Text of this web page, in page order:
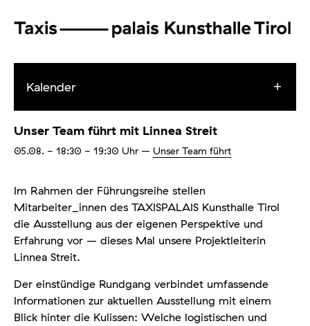
Kalender
Unser Team führt mit Linnea Streit
05.08. - 18:30 - 19:30 Uhr – Unser Team führt
Im Rahmen der Führungsreihe stellen
Mitarbeiter_innen des TAXISPALAIS Kunsthalle Tirol
die Ausstellung aus der eigenen Perspektive und
Erfahrung vor – dieses Mal unsere Projektleiterin
Linnea Streit.
Der einstündige Rundgang verbindet umfassende
Informationen zur aktuellen Ausstellung mit einem
Blick hinter die Kulissen: Welche logistischen und